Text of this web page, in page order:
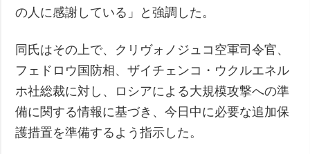
の人に感謝している」と強調した。
同氏はその上で、クリヴォノジュコ空軍司令官、
フェドロウ国防相、ザイチェンコ・ウクルエネル
ホ社総裁に対し、ロシアによる大規模攻撃への準
備に関する情報に基づき、今日中に必要な追加保
護措置を準備するよう指示した。